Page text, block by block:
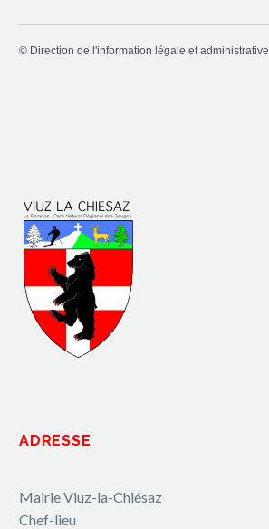
© Direction de l'information légale et administrative
ADRESSE
Mairie Viuz-la-Chiésaz
Chef-lieu